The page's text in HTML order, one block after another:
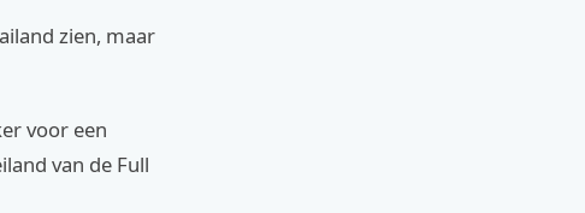
zien, maar
voor een
van de Full